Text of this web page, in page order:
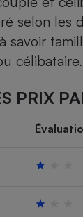
selon les
savoir
célibataire.
PRIX